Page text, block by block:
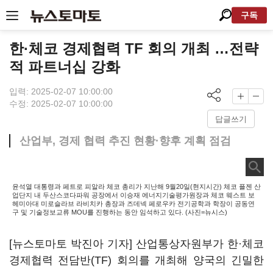
구독
한·체코 경제협력 TF 회의 개최 …전략
적 파트너십 강화
입력: 2025-02-07 10:00:00
수정: 2025-02-07 10:00:00
답글쓰기
산업부, 경제 협력 추진 현황·향후 계획 점검
윤석열 대통령과 페트로 피알라 체코 총리가 지난해 9월20일(현지시간) 체코 플젠 산
업단지 내 두산스코다파워 공장에서 이승재 에너지기술평가원장과 체코 웨스트 보
헤미아대 미로슬라브 라비치카 총장과 즈데넥 페로우카 전기공학과 학장이 공동연
구 및 기술정보교류 MOU를 진행하는 동안 임석하고 있다. (사진=뉴시스)
[뉴스토마토 박진아 기자] 산업통상자원부가 한·체코
경제협력 전담반(TF) 회의를 개최해 양국의 긴밀한